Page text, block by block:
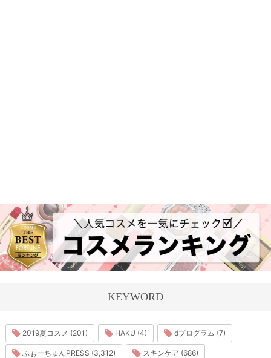
KEYWORD
2019夏コスメ (201) HAKU (4) dプログラム (7)
ふぉーちゅんPRESS (3,312) スキンケア (686)